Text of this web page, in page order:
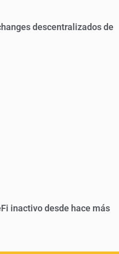
descentralizados de
inactivo desde hace más